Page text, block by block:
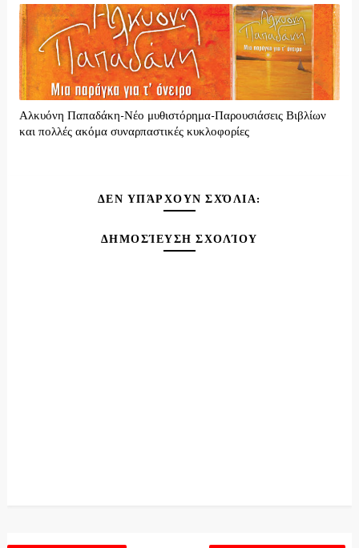
Αλκυόνη Παπαδάκη-Νέο μυθιστόρημα-Παρουσιάσεις Βιβλίων
και πολλές ακόμα συναρπαστικές κυκλοφορίες
ΔΕΝ ΥΠΆΡΧΟΥΝ ΣΧΌΛΙΑ:
ΔΗΜΟΣΊΕΥΣΗ ΣΧΟΛΊΟΥ